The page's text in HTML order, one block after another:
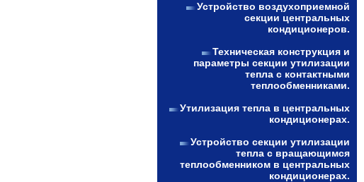
Устройство воздухоприемной
секции центральных
кондиционеров.
Техническая конструкция и
параметры секции утилизации
тепла с контактными
теплообменниками.
Утилизация тепла в центральных
кондиционерах.
Устройство секции утилизации
тепла с вращающимся
теплообменником в центральных
кондиционерах.